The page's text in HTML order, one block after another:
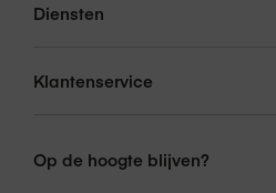
Diensten
Klantenservice
Op de hoogte blijven?